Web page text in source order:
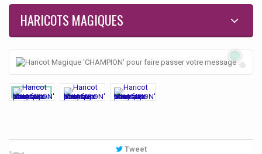
HARICOTS MAGIQUES
Tweet